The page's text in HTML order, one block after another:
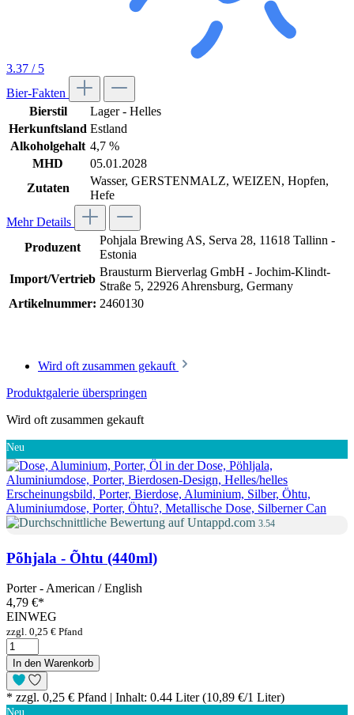
3.37 / 5
Bier-Fakten
Bierstil
Lager - Helles
Herkunftsland Estland
Alkoholgehalt 4,7 %
MHD
05.01.2028
Zutaten
Wasser, GERSTENMALZ, WEIZEN, Hopfen,
Hefe
Mehr Details
Produzent
Pohjala Brewing AS, Serva 28, 11618 Tallinn -
Estonia
Import/Vertrieb
Brausturm Bierverlag GmbH - Jochim-Klindt-
Straße 5, 22926 Ahrensburg, Germany
Artikelnummer: 2460130
Wird oft zusammen gekauft
Produktgalerie überspringen
Wird oft zusammen gekauft
Neu
3.54
Põhjala - Õhtu (440ml)
Porter - American / English
4,79 €*
EINWEG
zzgl. 0,25 € Pfand
In den Warenkorb
* zzgl. 0,25 € Pfand | Inhalt: 0.44 Liter (10,89 €/1 Liter)
Neu